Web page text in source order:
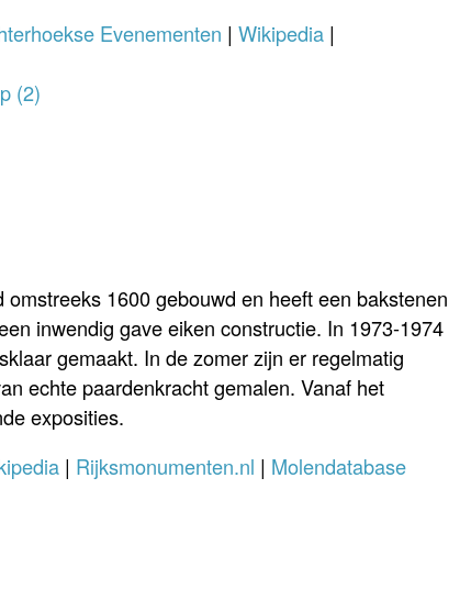
Evenementen | Wikipedia |
(2)
1600 gebouwd en heeft een bakstenen
inwendig gave eiken constructie. In 1973-1974
gemaakt. In de zomer zijn er regelmatig
echte paardenkracht gemalen. Vanaf het
exposities.
| Rijksmonumenten.nl | Molendatabase